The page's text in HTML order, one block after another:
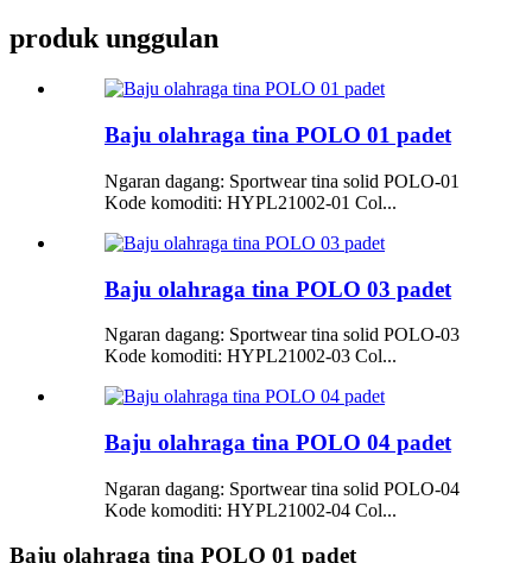
produk unggulan
Baju olahraga tina POLO 01 padet
Ngaran dagang: Sportwear tina solid POLO-01
Kode komoditi: HYPL21002-01 Col...
Baju olahraga tina POLO 03 padet
Ngaran dagang: Sportwear tina solid POLO-03
Kode komoditi: HYPL21002-03 Col...
Baju olahraga tina POLO 04 padet
Ngaran dagang: Sportwear tina solid POLO-04
Kode komoditi: HYPL21002-04 Col...
Baju olahraga tina POLO 01 padet